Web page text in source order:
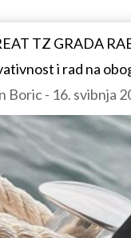
TZ GRADA
i rad na
Boric - 16. svibnja